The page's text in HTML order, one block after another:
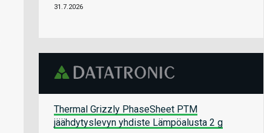
31.7.2026
Thermal Grizzly PhaseSheet PTM
jäähdytyslevyn yhdiste Lämpöalusta 2 g